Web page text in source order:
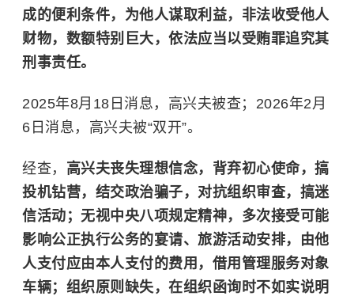
成的便利条件，为他人谋取利益，非法收受他人
财物，数额特别巨大，依法应当以受贿罪追究其
刑事责任。
2025年8月18日消息，高兴夫被查；2026年2月
6日消息，高兴夫被“双开”。
经查， 高兴夫丧失理想信念，背弃初心使命，搞
投机钻营，结交政治骗子，对抗组织审查，搞迷
信活动；无视中央八项规定精神，多次接受可能
影响公正执行公务的宴请、旅游活动安排，由他
人支付应由本人支付的费用，借用管理服务对象
车辆；组织原则缺失，在组织函询时不如实说明